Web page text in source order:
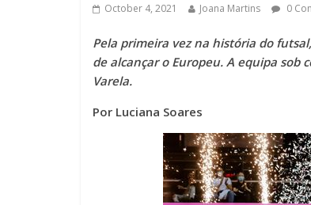
October 4, 2021 Joana Martins 0
Pela primeira vez na história do
de alcançar o Europeu. A equipa sob
Varela.
Por Luciana Soares